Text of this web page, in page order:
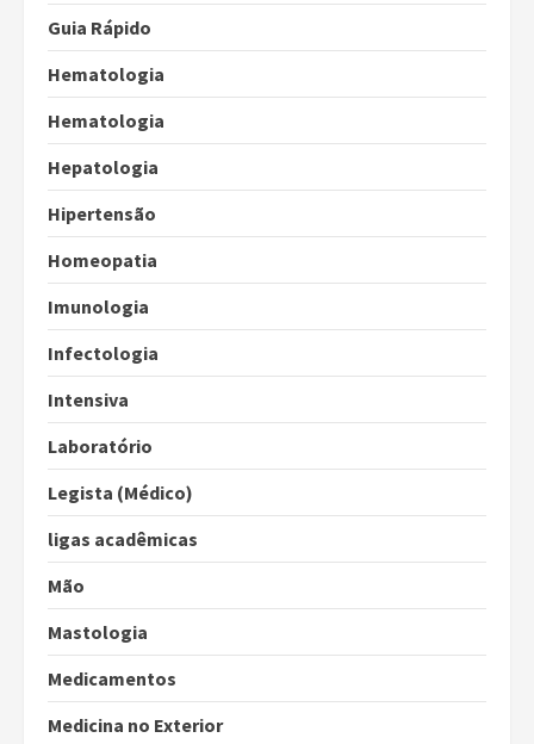
Guia Rápido
Hematologia
Hematologia
Hepatologia
Hipertensão
Homeopatia
Imunologia
Infectologia
Intensiva
Laboratório
Legista (Médico)
ligas acadêmicas
Mão
Mastologia
Medicamentos
Medicina no Exterior